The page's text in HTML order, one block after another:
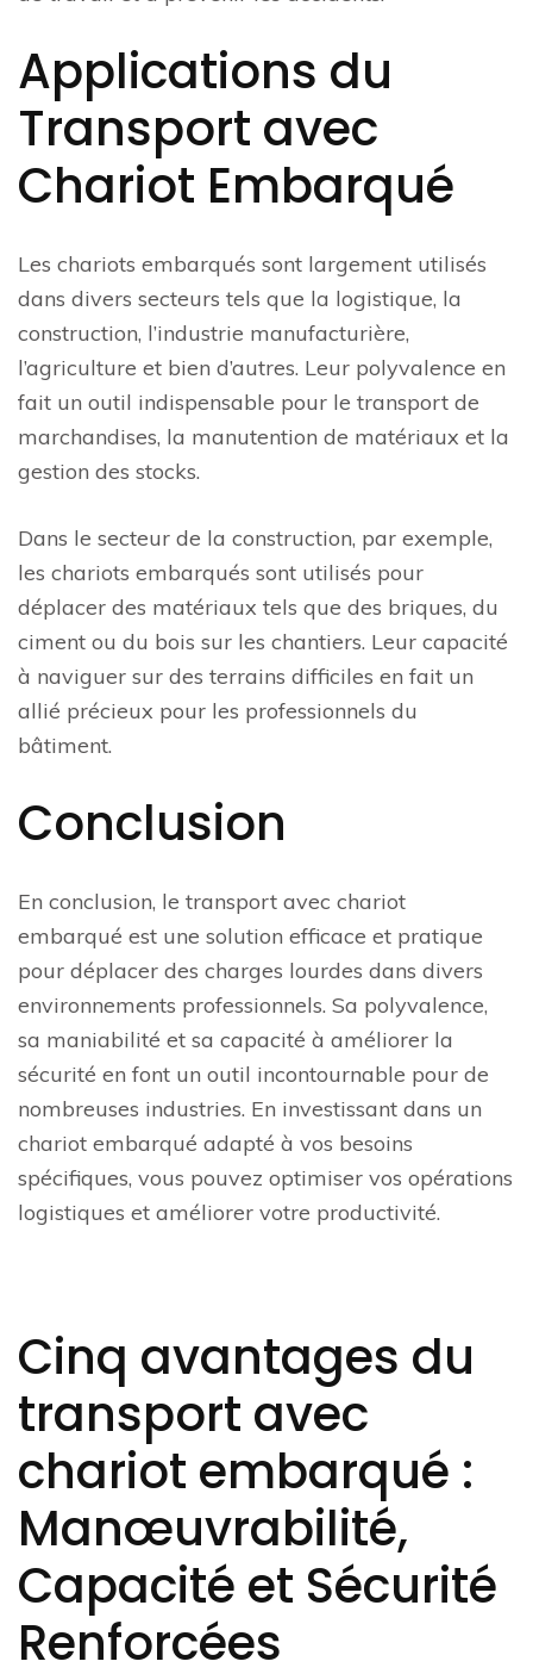
Applications du
Transport avec
Chariot Embarqué
Les chariots embarqués sont largement utilisés
dans divers secteurs tels que la logistique, la
construction, l’industrie manufacturière,
l’agriculture et bien d’autres. Leur polyvalence en
fait un outil indispensable pour le transport de
marchandises, la manutention de matériaux et la
gestion des stocks.
Dans le secteur de la construction, par exemple,
les chariots embarqués sont utilisés pour
déplacer des matériaux tels que des briques, du
ciment ou du bois sur les chantiers. Leur capacité
à naviguer sur des terrains difficiles en fait un
allié précieux pour les professionnels du
bâtiment.
Conclusion
En conclusion, le transport avec chariot
embarqué est une solution efficace et pratique
pour déplacer des charges lourdes dans divers
environnements professionnels. Sa polyvalence,
sa maniabilité et sa capacité à améliorer la
sécurité en font un outil incontournable pour de
nombreuses industries. En investissant dans un
chariot embarqué adapté à vos besoins
spécifiques, vous pouvez optimiser vos opérations
logistiques et améliorer votre productivité.
Cinq avantages du
transport avec
chariot embarqué :
Manœuvrabilité,
Capacité et Sécurité
Renforcées